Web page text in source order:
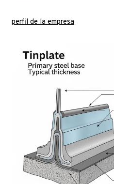
perfil de la empresa